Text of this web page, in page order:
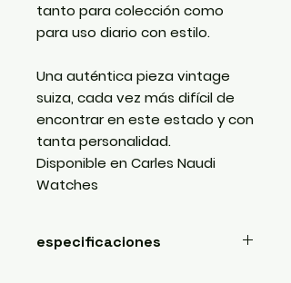
tanto para colección como
para uso diario con estilo.
Una auténtica pieza vintage
suiza, cada vez más difícil de
encontrar en este estado y con
tanta personalidad.
Disponible en Carles Naudi
Watches
especificaciones